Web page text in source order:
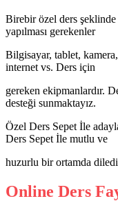
Birebir özel ders
yapılması gerekenler
Bilgisayar, tablet,
internet vs. Ders için
gereken ekipmanlardır.
desteği sunmaktayız.
Özel Ders Sepet İle
Ders Sepet İle mutlu ve
huzurlu bir ortamda
Online Ders